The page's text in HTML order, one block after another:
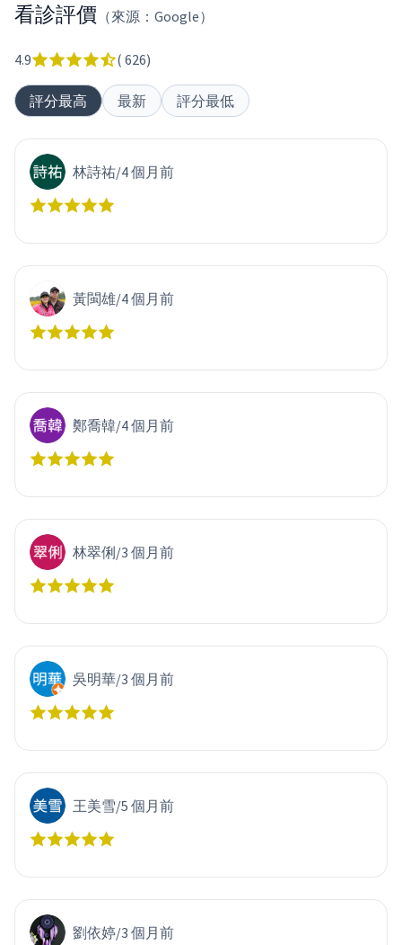
看診評價 （來源：Google）
4.9 ( 626)
評分最高 最新 評分最低
林詩祐/4 個月前
黃閩雄/4 個月前
鄭喬韓/4 個月前
林翠俐/3 個月前
吳明華/3 個月前
王美雪/5 個月前
劉依婷/3 個月前